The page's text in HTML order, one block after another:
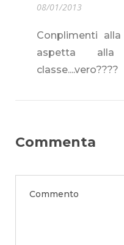
08/01/2013
Conplimenti
aspetta
classe....vero????
Commenta